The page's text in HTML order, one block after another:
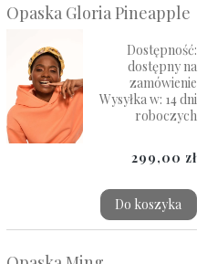
Opaska Gloria Pineapple
Dostępność:
dostępny na
zamówienie
Wysyłka w: 14 dni
roboczych
299,00 zł
Do koszyka